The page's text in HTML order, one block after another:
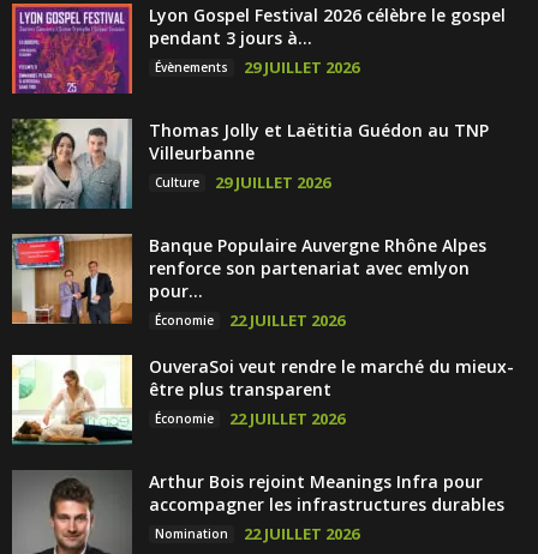
Lyon Gospel Festival 2026 célèbre le gospel
pendant 3 jours à...
Évènements 29 JUILLET 2026
Thomas Jolly et Laëtitia Guédon au TNP
Villeurbanne
Culture 29 JUILLET 2026
Banque Populaire Auvergne Rhône Alpes
renforce son partenariat avec emlyon
pour...
Économie 22 JUILLET 2026
OuveraSoi veut rendre le marché du mieux-
être plus transparent
Économie 22 JUILLET 2026
Arthur Bois rejoint Meanings Infra pour
accompagner les infrastructures durables
Nomination 22 JUILLET 2026